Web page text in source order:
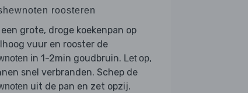
roosteren
grote, droge koekenpan op
vuur en rooster de
in 1-2min goudbruin. Let op,
snel verbranden. Schep de
uit de pan en zet opzij.